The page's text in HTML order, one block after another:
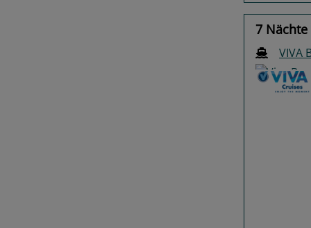
7 Nächte
VIVA